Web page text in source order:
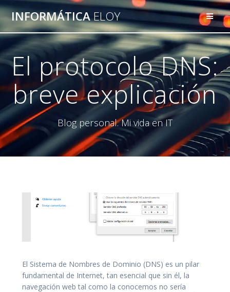
Saltar
al
contenido
INFORMÁTICAELOY
El protocolo DNS:
breve explicación
Blog personal. Mi vida en IT
El Sistema de Nombres de Dominio (DNS) es un pilar
fundamental de Internet, tan esencial que sin él, la
navegación web tal como la conocemos no sería